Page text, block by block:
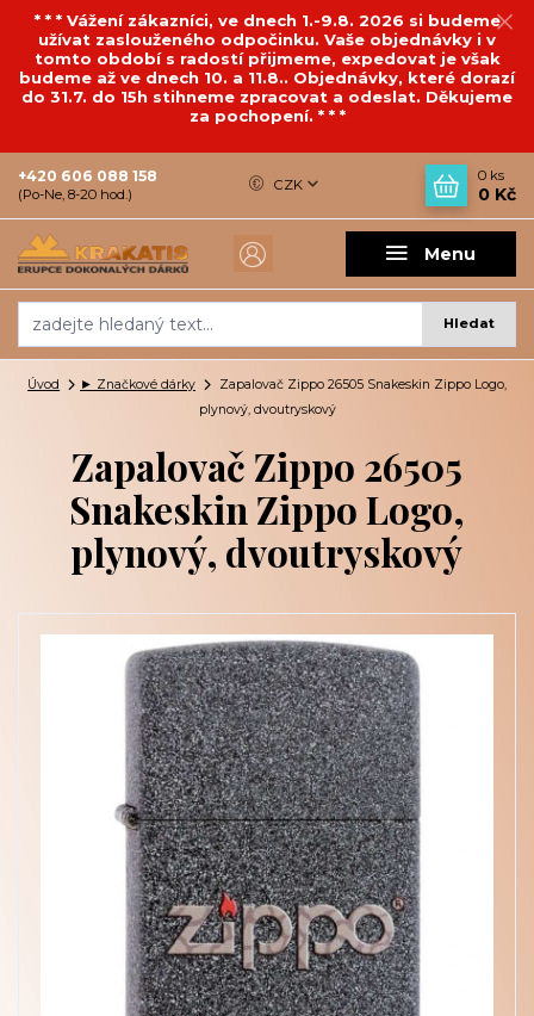
* * * Vážení zákazníci, ve dnech 1.-9.8. 2026 si budeme
užívat zaslouženého odpočinku. Vaše objednávky i v
tomto období s radostí přijmeme, expedovat je však
budeme až ve dnech 10. a 11.8.. Objednávky, které dorazí
do 31.7. do 15h stihneme zpracovat a odeslat. Děkujeme
za pochopení. * * *
Menu
CZK
Hledat
+420 606 088 158
(Po-Ne, 8-20 hod.)
0 ks
0 Kč
Úvod ► Značkové dárky
Zapalovač Zippo 26505 Snakeskin Zippo Logo,
plynový, dvoutryskový
Zapalovač Zippo 26505
Snakeskin Zippo Logo,
plynový, dvoutryskový